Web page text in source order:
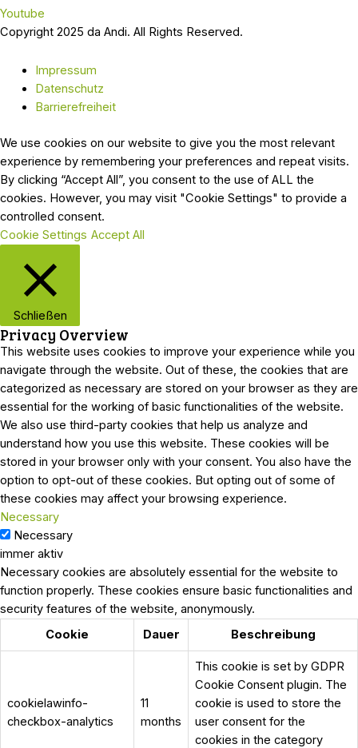
Youtube
Copyright 2025 da Andi. All Rights Reserved.
Impressum
Datenschutz
Barrierefreiheit
We use cookies on our website to give you the most relevant
experience by remembering your preferences and repeat visits.
By clicking “Accept All”, you consent to the use of ALL the
cookies. However, you may visit "Cookie Settings" to provide a
controlled consent.
Cookie Settings Accept All
Schließen
Privacy Overview
This website uses cookies to improve your experience while you
navigate through the website. Out of these, the cookies that are
categorized as necessary are stored on your browser as they are
essential for the working of basic functionalities of the website.
We also use third-party cookies that help us analyze and
understand how you use this website. These cookies will be
stored in your browser only with your consent. You also have the
option to opt-out of these cookies. But opting out of some of
these cookies may affect your browsing experience.
Necessary
Necessary
immer aktiv
Necessary cookies are absolutely essential for the website to
function properly. These cookies ensure basic functionalities and
security features of the website, anonymously.
Cookie
Dauer Beschreibung
cookielawinfo-
checkbox-analytics
11
months
This cookie is set by GDPR
Cookie Consent plugin. The
cookie is used to store the
user consent for the
cookies in the category